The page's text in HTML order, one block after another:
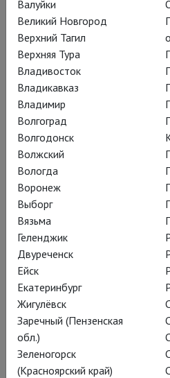
волшебника
В описании на
возле названий
Борна стоит слово
Действительно ли
почему его работы
шокирующими?
показы
всем остальным?
балетоманам Борн
а тем, кто находит
балет скучным —
дорога? Будем
Валуйки
Великий Новгород
Верхний Тагил
Верхняя Тура
Владивосток
Владикавказ
Владимир
Волгоград
Волгодонск
Волжский
Вологда
Воронеж
Выборг
Вязьма
Геленджик
Двуреченск
Ейск
Екатеринбург
Жигулёвск
Заречный (Пензенская
обл.)
Зеленогорск
(Красноярский край)